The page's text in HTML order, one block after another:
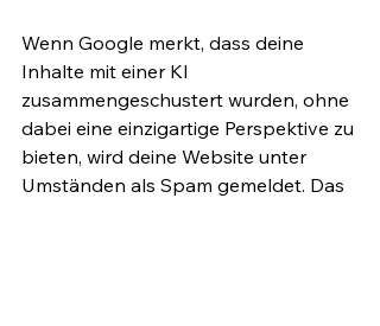
Wenn Google merkt, dass deine
Inhalte mit einer KI
zusammengeschustert wurden, ohne
dabei eine einzigartige Perspektive zu
bieten, wird deine Website unter
Umständen als Spam gemeldet. Das